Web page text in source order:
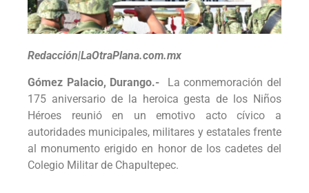
Redacción|LaOtraPlana.com.mx
Gómez Palacio, Durango.-
La conmemoración del
175 aniversario de la heroica gesta de los Niños
Héroes reunió en un emotivo acto cívico a
autoridades municipales, militares y estatales frente
al monumento erigido en honor de los cadetes del
Colegio Militar de Chapultepec.